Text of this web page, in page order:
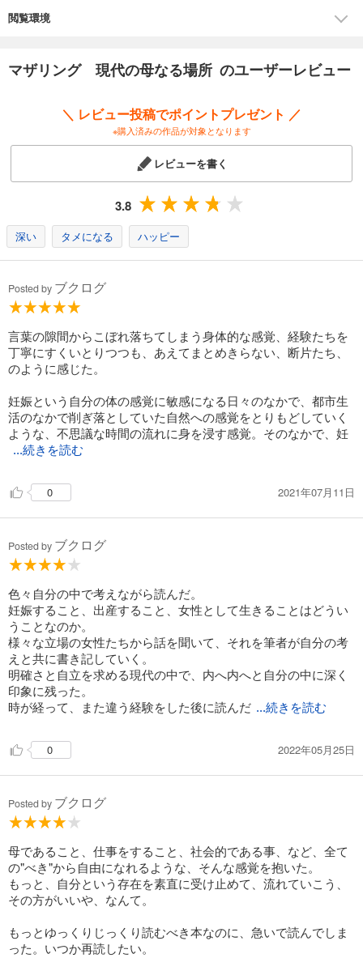
閲覧環境
マザリング 現代の母なる場所 のユーザーレビュー
＼ レビュー投稿でポイントプレゼント ／
※購入済みの作品が対象となります
レビューを書く
3.8
深い タメになる ハッピー
Posted by ブクログ
言葉の隙間からこぼれ落ちてしまう身体的な感覚、経験たちを
丁寧にすくいとりつつも、あえてまとめきらない、断片たち、
のように感じた。
妊娠という自分の体の感覚に敏感になる日々のなかで、都市生
活のなかで削ぎ落としていた自然への感覚をとりもどしていく
ような、不思議な時間の流れに身を浸す感覚。そのなかで、妊
...続きを読む
0 2021年07月11日
Posted by ブクログ
色々自分の中で考えながら読んだ。
妊娠すること、出産すること、女性として生きることはどうい
うことなのか。
様々な立場の女性たちから話を聞いて、それを筆者が自分の考
えと共に書き記していく。
明確さと自立を求める現代の中で、内へ内へと自分の中に深く
印象に残った。
時が経って、また違う経験をした後に読んだ ...続きを読む
0 2022年05月25日
Posted by ブクログ
母であること、仕事をすること、社会的である事、など、全て
の"べき"から自由になれるような、そんな感覚を抱いた。
もっと、自分という存在を素直に受け止めて、流れていこう、
その方がいいや、なんて。
もっとゆっくりじっくり読むべき本なのに、急いで読んでしま
った。いつか再読したい。